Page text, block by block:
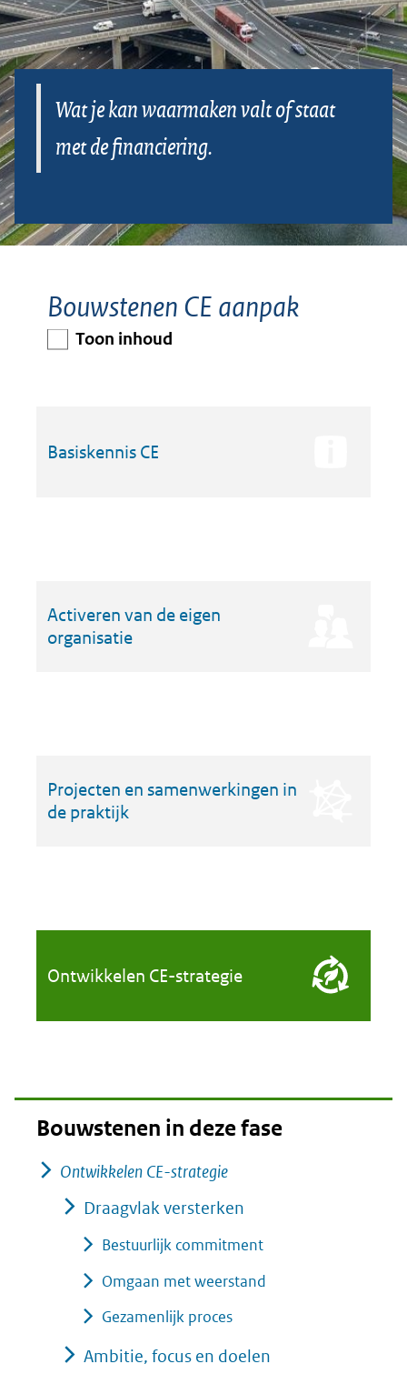
Wat je kan waarmaken valt of staat
met de financiering.
Bouwstenen CE aanpak
Toon inhoud
Basiskennis CE
Activeren van de eigen
organisatie
Projecten en samenwerkingen in
de praktijk
Ontwikkelen CE-strategie
Bouwstenen in deze fase
Ontwikkelen CE-strategie
Draagvlak versterken
Bestuurlijk commitment
Omgaan met weerstand
Gezamenlijk proces
Ambitie, focus en doelen